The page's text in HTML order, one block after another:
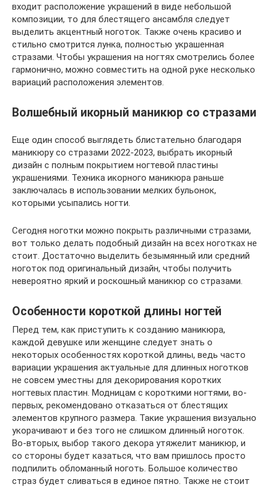
входит расположение украшений в виде небольшой
композиции, то для блестящего ансамбля следует
выделить акцентный ноготок. Также очень красиво и
стильно смотрится лунка, полностью украшенная
стразами. Чтобы украшения на ногтях смотрелись более
гармонично, можно совместить на одной руке несколько
вариаций расположения элементов.
Волшебный икорный маникюр со стразами
Еще один способ выглядеть блистательно благодаря
маникюру со стразами 2022-2023, выбрать икорный
дизайн с полным покрытием ногтевой пластины
украшениями. Техника икорного маникюра раньше
заключалась в использовании мелких бульонок,
которыми усыпались ногти.
Сегодня ноготки можно покрыть различными стразами,
вот только делать подобный дизайн на всех ноготках не
стоит. Достаточно выделить безымянный или средний
ноготок под оригинальный дизайн, чтобы получить
невероятно яркий и роскошный маникюр со стразами.
Особенности короткой длины ногтей
Перед тем, как приступить к созданию маникюра,
каждой девушке или женщине следует знать о
некоторых особенностях короткой длины, ведь часто
вариации украшения актуальные для длинных ноготков
не совсем уместны для декорирования коротких
ногтевых пластин. Модницам с короткими ногтями, во-
первых, рекомендовано отказаться от блестящих
элементов крупного размера. Такие украшения визуально
укорачивают и без того не слишком длинный ноготок.
Во-вторых, выбор такого декора утяжелит маникюр, и
со стороны будет казаться, что вам пришлось просто
подпилить обломанный ноготь. Большое количество
страз будет сливаться в единое пятно. Также не стоит